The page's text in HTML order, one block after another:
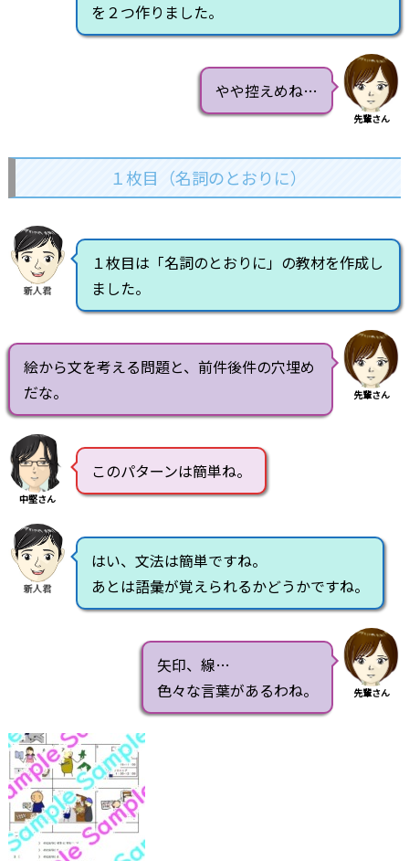
を２つ作りました。
やや控えめね…
先輩さん
１枚目（名詞のとおりに）
新人君
１枚目は「名詞のとおりに」の教材を作成し
ました。
絵から文を考える問題と、前件後件の穴埋め
だな。
先輩さん
中堅さん
このパターンは簡単ね。
新人君
はい、文法は簡単ですね。
あとは語彙が覚えられるかどうかですね。
矢印、線…
色々な言葉があるわね。
先輩さん